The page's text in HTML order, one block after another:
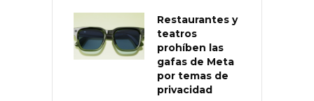
Restaurantes y
teatros
prohíben las
gafas de Meta
por temas de
privacidad